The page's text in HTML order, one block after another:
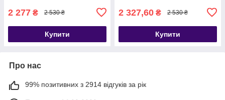
2 277 ₴ 2 530 ₴
Купити
2 327,60 ₴ 2 530 ₴
Купити
Про нас
99% позитивних з 2914 відгуків за рік